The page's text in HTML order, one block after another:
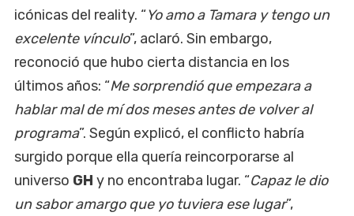
icónicas del reality. “Yo amo a Tamara y tengo un
excelente vínculo”, aclaró. Sin embargo,
reconoció que hubo cierta distancia en los
últimos años: “Me sorprendió que empezara a
hablar mal de mí dos meses antes de volver al
programa”. Según explicó, el conflicto habría
surgido porque ella quería reincorporarse al
universo GH y no encontraba lugar. “Capaz le dio
un sabor amargo que yo tuviera ese lugar”,